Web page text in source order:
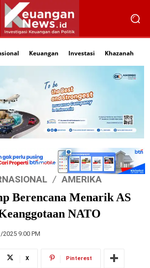
Keuangan Investasi Khazanah
AMERIKA
Berencana Menarik AS
NATO
2025 9:00 PM
X Pinterest